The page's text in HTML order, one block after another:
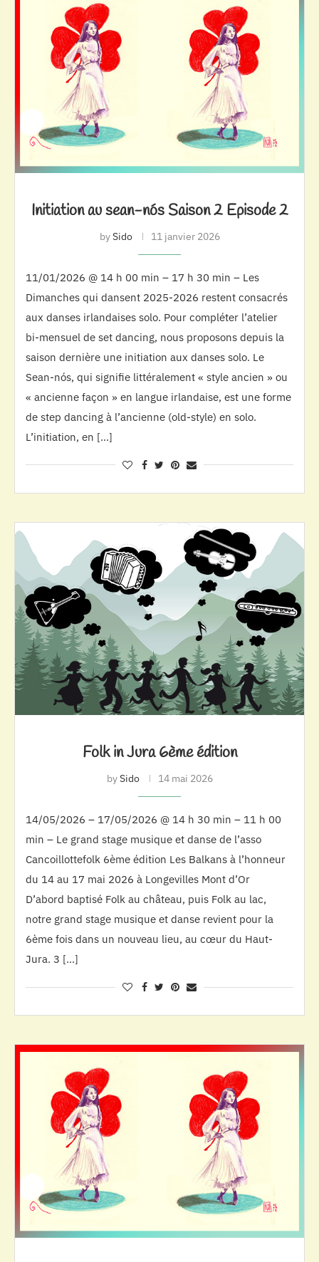
Initiation au sean-nós Saison 2 Episode 2
bySido 11 janvier 2026
11/01/2026 @ 14 h 00 min – 17 h 30 min – Les
Dimanches qui dansent 2025-2026 restent consacrés
aux danses irlandaises solo. Pour compléter l’atelier
bi-mensuel de set dancing, nous proposons depuis la
saison dernière une initiation aux danses solo. Le
Sean-nós, qui signifie littéralement « style ancien » ou
« ancienne façon » en langue irlandaise, est une forme
de step dancing à l’ancienne (old-style) en solo.
L’initiation, en […]
Folk in Jura 6ème édition
bySido 14 mai 2026
14/05/2026 – 17/05/2026 @ 14 h 30 min – 11 h 00
min – Le grand stage musique et danse de l’asso
Cancoillottefolk 6ème édition Les Balkans à l’honneur
du 14 au 17 mai 2026 à Longevilles Mont d’Or
D’abord baptisé Folk au château, puis Folk au lac,
notre grand stage musique et danse revient pour la
6ème fois dans un nouveau lieu, au cœur du Haut-
Jura. 3 […]